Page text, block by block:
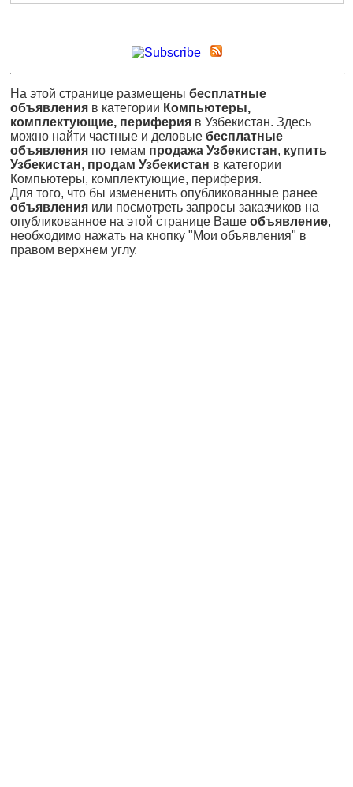
На этой странице размещены бесплатные
объявления в категории Компьютеры,
комплектующие, периферия в Узбекистан. Здесь
можно найти частные и деловые бесплатные
объявления по темам продажа Узбекистан, купить
Узбекистан, продам Узбекистан в категории
Компьютеры, комплектующие, периферия.
Для того, что бы измененить опубликованные ранее
объявления или посмотреть запросы заказчиков на
опубликованное на этой странице Ваше объявление,
необходимо нажать на кнопку "Мои объявления" в
правом верхнем углу.